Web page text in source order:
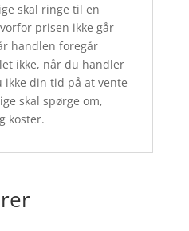
skal ringe til en
prisen ikke går
handlen foregår
ikke, når du handler
din tid på at vente
skal spørge om,
koster.